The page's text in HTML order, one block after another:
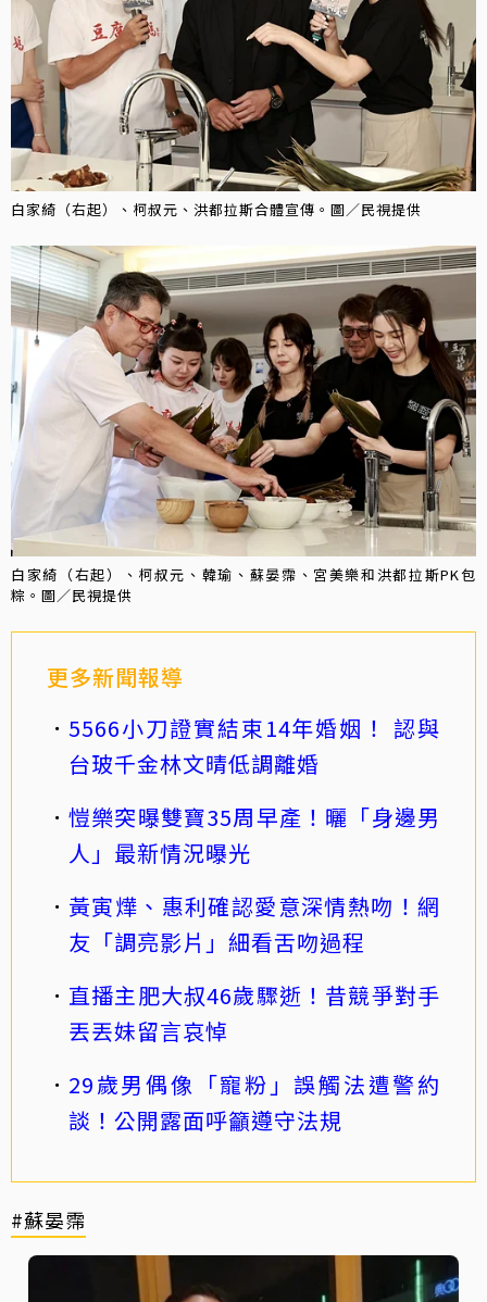
白家綺（右起）、柯叔元、洪都拉斯合體宣傳。圖／民視提供
白家綺（右起）、柯叔元、韓瑜、蘇晏霈、宮美樂和洪都拉斯PK包
粽。圖／民視提供
更多新聞報導
5566小刀證實結束14年婚姻！ 認與
台玻千金林文晴低調離婚
愷樂突曝雙寶35周早產！曬「身邊男
人」最新情況曝光
黃寅燁、惠利確認愛意深情熱吻！網
友「調亮影片」細看舌吻過程
直播主肥大叔46歲驟逝！昔競爭對手
丟丟妹留言哀悼
29歲男偶像「寵粉」誤觸法遭警約
談！公開露面呼籲遵守法規
#蘇晏霈